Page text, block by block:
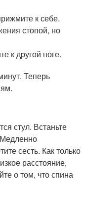
к себе.
стопой, но
к другой ноге.
Теперь
стул. Встаньте
сесть. Как только
расстояние,
о том, что спина